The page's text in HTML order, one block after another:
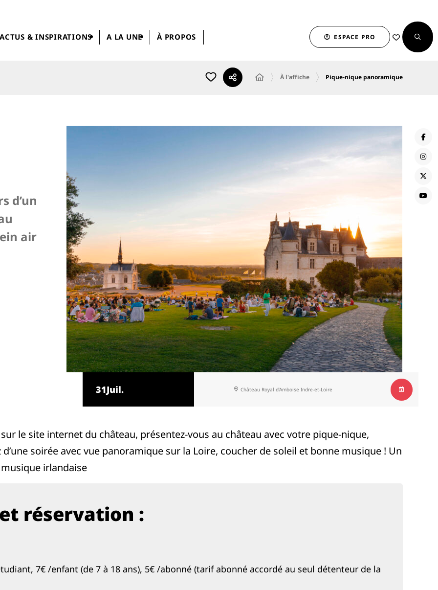
ACTUS & INSPIRATIONS A LA UNE À PROPOS ESPACE PRO
À l'affiche Pique-nique panoramique
d’un
air
31Juil. Château Royal d’Amboise Indre-et-Loire
le site internet du château, présentez-vous au château avec votre pique-nique,
soirée avec vue panoramique sur la Loire, coucher de soleil et bonne musique ! Un
musique irlandaise
réservation :
7€ /enfant (de 7 à 18 ans), 5€ /abonné (tarif abonné accordé au seul détenteur de la